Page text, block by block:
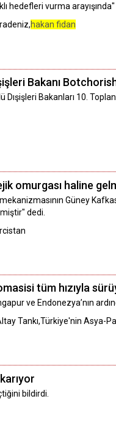
hedefleri vurma
hakan fidan
Bakanı
Bakanları 10.
omurgası haline
Güney
dedi.
tüm hızıyla
ve Endonezya’nın
Tankı,Türkiye'nin Asya-
bildirdi.